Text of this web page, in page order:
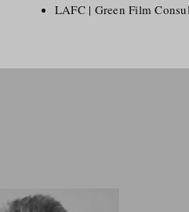
LAFC | Green Film